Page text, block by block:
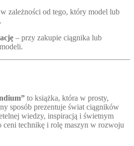
zależności od tego, który model lub
– przy zakupie ciągnika lub
to książka, która w prosty,
sposób prezentuje świat ciągników
wiedzy, inspiracją i świetnym
ceni technikę i rolę maszyn w rozwoju